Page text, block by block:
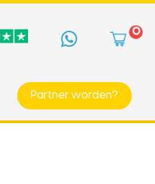
0
Partner worden?